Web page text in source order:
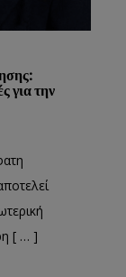
για την
[ … ]